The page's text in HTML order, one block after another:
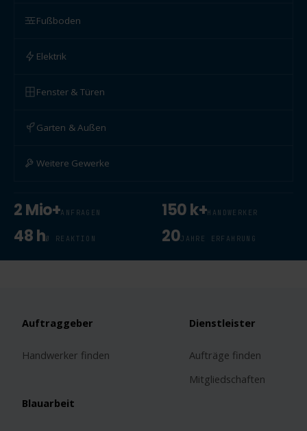
Fußboden
Elektrik
Fenster & Türen
Garten & Außen
Weitere Gewerke
2 Mio+ANFRAGEN 150 k+HANDWERKER
48 hØ REAKTION 20JAHRE ERFAHRUNG
Auftraggeber
Handwerker finden
Dienstleister
Aufträge finden
Mitgliedschaften
Blauarbeit